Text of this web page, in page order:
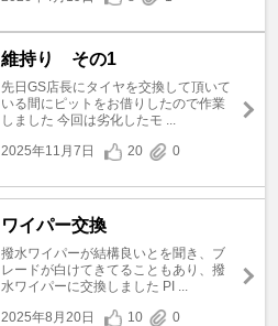
維持り その1
先日GS店長にタイヤを交換して頂いて
いる間にピットをお借りしたので作業
しました 今回は劣化したモ ...
2025年11月7日
20 0
ワイパー交換
撥水ワイパーが結構良いとを聞き、ブ
レードが白けてきてることもあり、撥
水ワイパーに交換しました PI ...
2025年8月20日
10 0